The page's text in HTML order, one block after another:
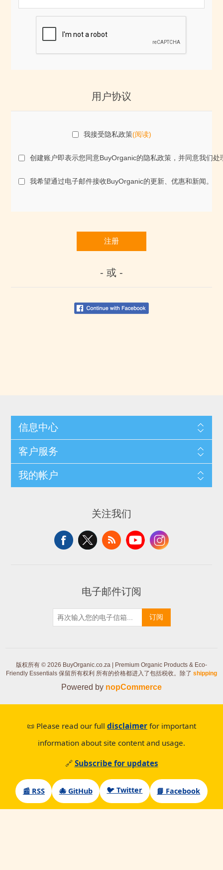
用户协议
我接受隐私政策(阅读)
创建账户即表示您同意BuyOrganic的隐私政策，并同意我们
我希望通过电子邮件接收BuyOrganic的更新、优惠和新闻。
注册
- 或 -
信息中心
客户服务
我的帐户
关注我们
电子邮件订阅
订阅
版权所有 © 2026 BuyOrganic.co.za | Premium Organic Products & Eco-
Friendly Essentials 保留所有权利 所有的价格都进入了包括税收。除了 shipping
Powered by nopCommerce
📜 Please read our full disclaimer for important
information about site content and usage.
🔗 Subscribe for updates
📰 RSS 🐙 GitHub 🐦 Twitter 📘 Facebook